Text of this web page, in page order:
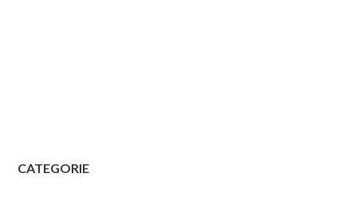
CATEGORIE